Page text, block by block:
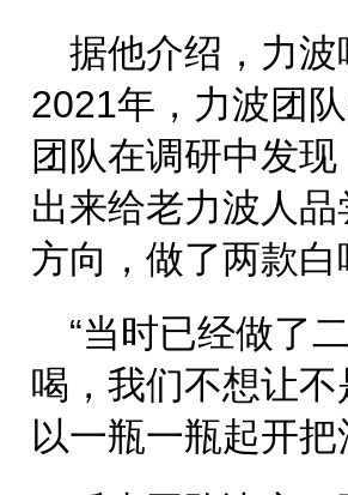
据他介绍，力
2021年，力波团
团队在调研中发
出来给老力波人
方向，做了两款
“当时已经做了
喝，我们不想让
以一瓶一瓶起开把